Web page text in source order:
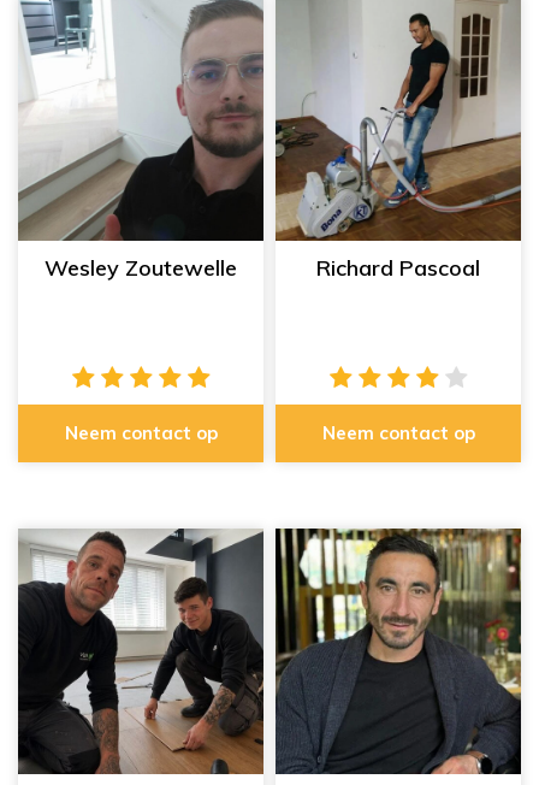
Wesley Zoutewelle
Neem contact op
Richard Pascoal
Neem contact op